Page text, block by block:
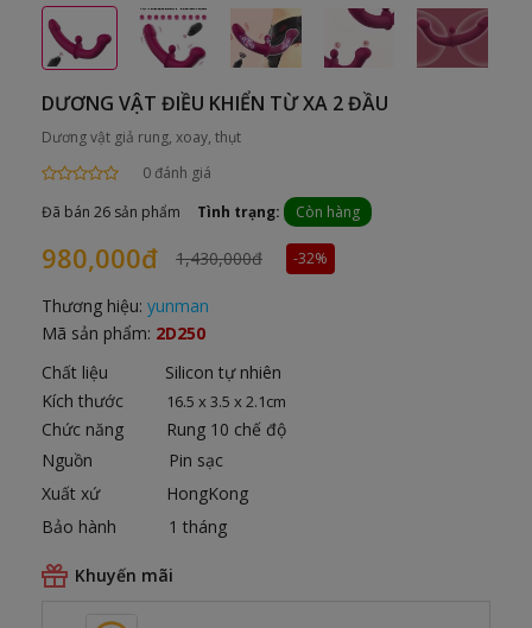
DƯƠNG VẬT ĐIỀU KHIỂN TỪ XA 2 ĐẦU
Dương vật giả rung, xoay, thụt
0 đánh giá
Đã bán 26 sản phẩm
Tình trạng: Còn hàng
980,000đ 1,430,000đ -32%
Thương hiệu: yunman
Mã sản phẩm: 2D250
Chất liệu Silicon tự nhiên
Kích thước
16.5 x 3.5 x 2.1cm
Chức năng Rung 10 chế độ
Nguồn Pin sạc
Xuất xứ HongKong
Bảo hành 1 tháng
Khuyến mãi